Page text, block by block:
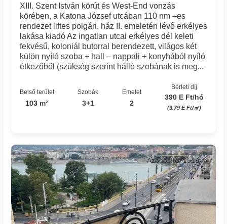
XIII. Szent István körút és West-End vonzás
körében, a Katona József utcában 110 nm –es
rendezet liftes polgári, ház II. emeletén lévő erkélyes
lakása kiadó Az ingatlan utcai erkélyes dél keleti
fekvésű, koloniál butorral berendezett, világos két
külön nyíló szoba + hall – nappali + konyhából nyíló
étkezőből (szükség szerint hálló szobának is meg...
Belső terület
103 m²
Szobák
3+1
Emelet
2
Bérleti díj
390 E Ft/hó
(3.79 E Ft/㎡)
Azonosító: 1519_bl